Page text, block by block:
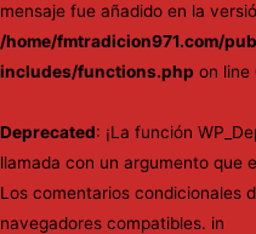
mensaje fue añadido en la
/home/fmtradicion971.com/
includes/functions.php on line
Deprecated: ¡La función
llamada con un argumento que
Los comentarios condicionales
navegadores compatibles. in